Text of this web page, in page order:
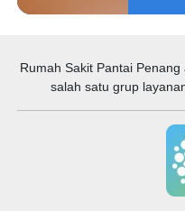
Rumah Sakit Pantai Penang
salah satu grup